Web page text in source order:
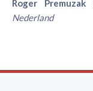
Roger Premuzak
Nederland